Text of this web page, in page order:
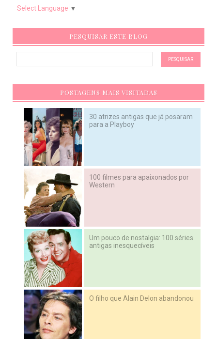
Select Language ▼
PESQUISAR ESTE BLOG
POSTAGENS MAIS VISITADAS
30 atrizes antigas que já posaram
para a Playboy
100 filmes para apaixonados por
Western
Um pouco de nostalgia: 100 séries
antigas inesquecíveis
O filho que Alain Delon abandonou